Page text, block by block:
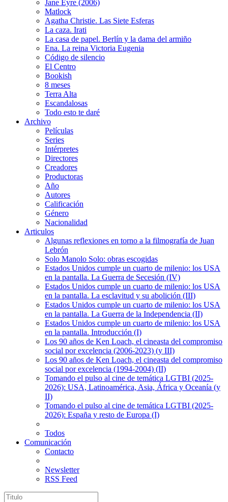
Jane Eyre (2006)
Matlock
Agatha Christie. Las Siete Esferas
La caza. Irati
La casa de papel. Berlín y la dama del armiño
Ena. La reina Victoria Eugenia
Código de silencio
El Centro
Bookish
8 meses
Terra Alta
Escandalosas
Todo esto te daré
Archivo
Películas
Series
Intérpretes
Directores
Creadores
Productoras
Año
Autores
Calificación
Género
Nacionalidad
Articulos
Algunas reflexiones en torno a la filmografía de Juan
Lebrón
Solo Manolo Solo: obras escogidas
Estados Unidos cumple un cuarto de milenio: los USA
en la pantalla. La Guerra de Secesión (IV)
Estados Unidos cumple un cuarto de milenio: los USA
en la pantalla. La esclavitud y su abolición (III)
Estados Unidos cumple un cuarto de milenio: los USA
en la pantalla. La Guerra de la Independencia (II)
Estados Unidos cumple un cuarto de milenio: los USA
en la pantalla. Introducción (I)
Los 90 años de Ken Loach, el cineasta del compromiso
social por excelencia (2006-2023) (y III)
Los 90 años de Ken Loach, el cineasta del compromiso
social por excelencia (1994-2004) (II)
Tomando el pulso al cine de temática LGTBI (2025-
2026): USA, Latinoamérica, Asia, África y Oceanía (y
II)
Tomando el pulso al cine de temática LGTBI (2025-
2026): España y resto de Europa (I)
Todos
Comunicación
Contacto
Newsletter
RSS Feed